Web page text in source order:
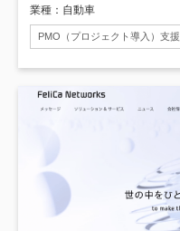
業種：自動車
PMO（プロジェクト導入）支援